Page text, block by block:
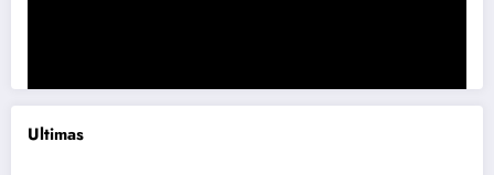
Ultimas